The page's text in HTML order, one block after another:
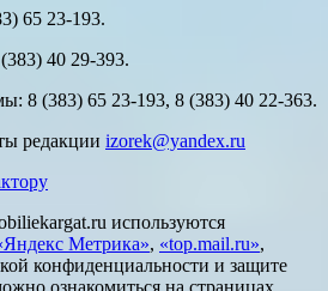
65 23-193.
40 29-393.
8 (383) 65 23-193, 8 (383) 40 22-363.
редакции izorek@yandex.ru
используются
Метрика», «top.mail.ru»,
конфиденциальности и защите